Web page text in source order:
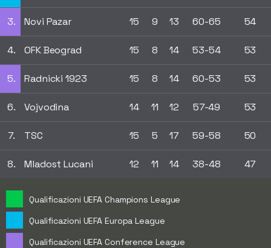
3. Novi Pazar 15 9 13 60-65 54
4. OFK Beograd 15 8 14 53-54 53
5. Radnicki 1923 15 8 14 60-53 53
6. Vojvodina 14 11 12 57-49 53
7. TSC 15 5 17 59-58 50
8. Mladost Lucani 12 11 14 38-48 47
Qualificazioni UEFA Champions League
Qualificazioni UEFA Europa League
Qualificazioni UEFA Conference League